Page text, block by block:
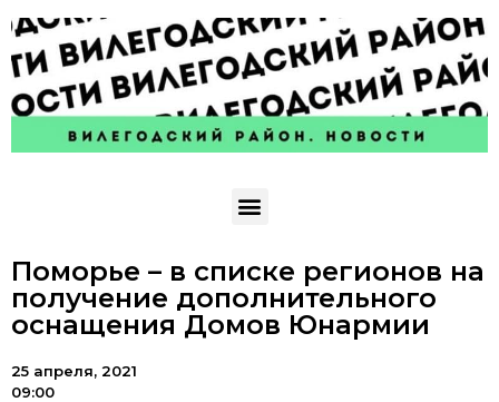
Поморье – в списке регионов на
получение дополнительного
оснащения Домов Юнармии
25 апреля, 2021
09:00